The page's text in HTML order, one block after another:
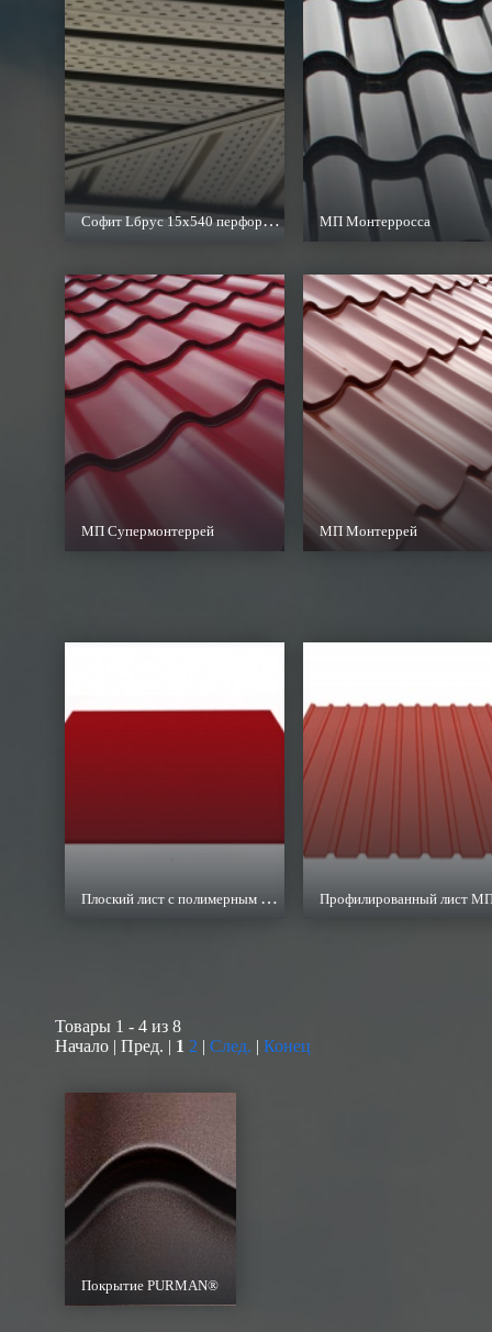
Софит Lбрус 15х540 перфорированный МП Монтерросса
МП Супермонтеррей МП Монтеррей
Плоский лист с полимерным покрытием
Товары 1 - 4 из 8
Начало | Пред. | 1 2 След. Конец
Покрытие PURMAN®